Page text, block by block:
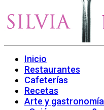
Inicio
Restaurantes
Cafeterías
Recetas
Arte y gastronomía